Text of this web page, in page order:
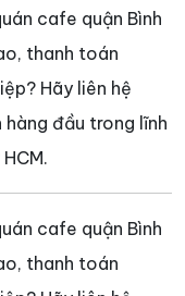
cafe quận Bình
thanh toán
Hãy liên hệ
đầu trong lĩnh
cafe quận Bình
thanh toán